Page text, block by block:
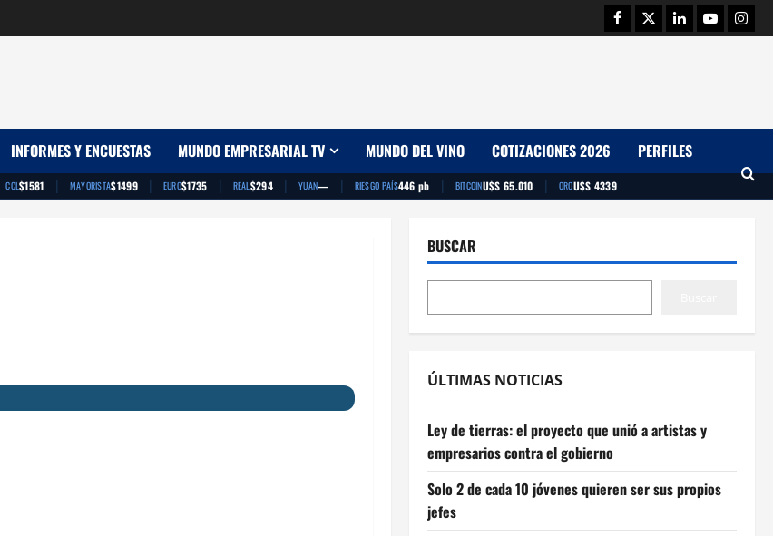
Facebook
TwitterLinkedinYoutube
INFORMES Y ENCUESTAS MUNDO EMPRESARIAL TV MUNDO DEL VINO COTIZACIONES 2026 PERFILES
CCL$1581 | MAYORISTA$1499 | EURO$1735 | REAL$294 | YUAN— | RIESGO PAÍS446 pb | BITCOINU$S 65.010 | OROU$S 4339
BUSCAR
ÚLTIMAS NOTICIAS
Ley de tierras: el proyecto que unió a artistas y
empresarios contra el gobierno
Solo 2 de cada 10 jóvenes quieren ser sus propios
jefes